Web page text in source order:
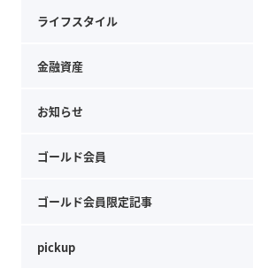
ライフスタイル
金融資産
お知らせ
ゴールド会員
ゴールド会員限定記事
pickup